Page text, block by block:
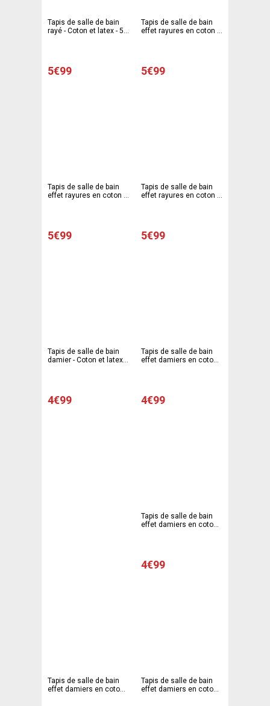
Tapis de salle de bain
rayé - Coton et latex - 50
5€99
Tapis de salle de bain
effet rayures en coton -
5€99
Tapis de salle de bain
effet rayures en coton -
5€99
Tapis de salle de bain
effet rayures en coton -
5€99
Tapis de salle de bain
damier - Coton et latex -
4€99
Tapis de salle de bain
effet damiers en coton -
4€99
Tapis de salle de bain
effet damiers en coton -
4€99
Tapis de salle de bain
effet damiers en coton -
Tapis de salle de bain
effet damiers en coton -